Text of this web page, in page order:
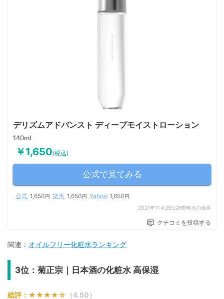
デリズムアドバンスト ディープモイストローション
140mL
￥1,650(税込)
公式で見てみる
公式 1,650円 楽天 1,650円 Yahoo 1,650円
2021年11月29日調査時点の価格
クチコミを投稿する
関連： オイルフリー化粧水ランキング
3位：菊正宗｜日本酒の化粧水 高保湿
総評：★★★★☆ （4.50）